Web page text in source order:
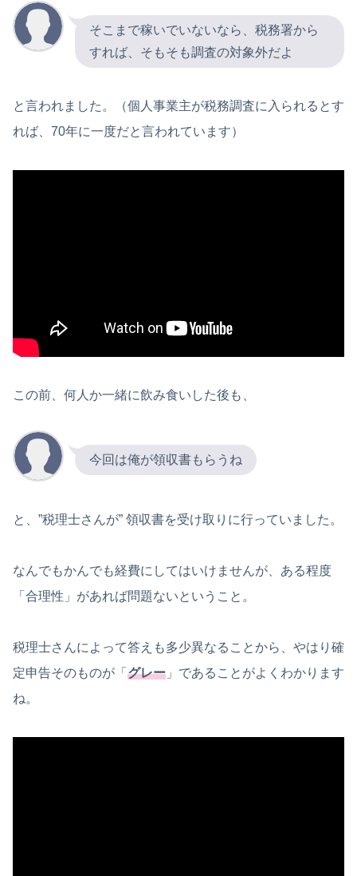
そこまで稼いでいないなら、税務署から
すれば、そもそも調査の対象外だよ
と言われました。（個人事業主が税務調査に入られるとす
れば、70年に一度だと言われています）
この前、何人か一緒に飲み食いした後も、
今回は俺が領収書もらうね
と、”税理士さんが” 領収書を受け取りに行っていました。
なんでもかんでも経費にしてはいけませんが、ある程度
「合理性」があれば問題ないということ。
税理士さんによって答えも多少異なることから、やはり確
定申告そのものが「 グレー 」であることがよくわかります
ね。